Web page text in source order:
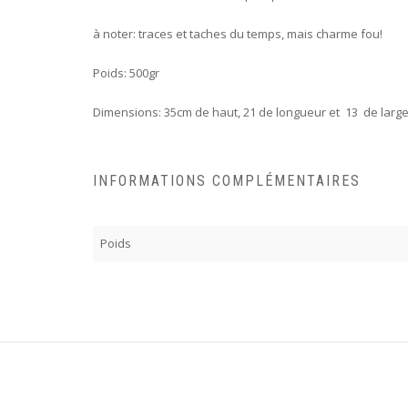
à noter: traces et taches du temps, mais charme fou!
Poids: 500gr
Dimensions: 35cm de haut, 21 de longueur et 13 de large
INFORMATIONS COMPLÉMENTAIRES
Poids